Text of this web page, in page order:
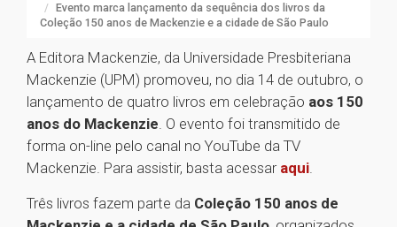
Evento marca lançamento da sequência dos livros da
Coleção 150 anos de Mackenzie e a cidade de São Paulo
A Editora Mackenzie, da Universidade Presbiteriana
Mackenzie (UPM) promoveu, no dia 14 de outubro, o
lançamento de quatro livros em celebração aos 150
anos do Mackenzie. O evento foi transmitido de
forma on-line pelo canal no YouTube da TV
Mackenzie. Para assistir, basta acessar aqui.
Três livros fazem parte da Coleção 150 anos de